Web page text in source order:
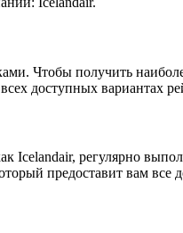
Чтобы получить
доступных вариантах
регулярно
предоставит вам все